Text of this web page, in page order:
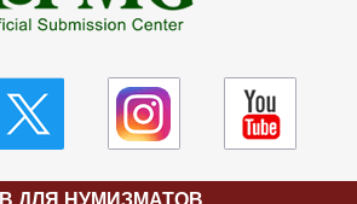
ДЛЯ НУМИЗМАТОВ